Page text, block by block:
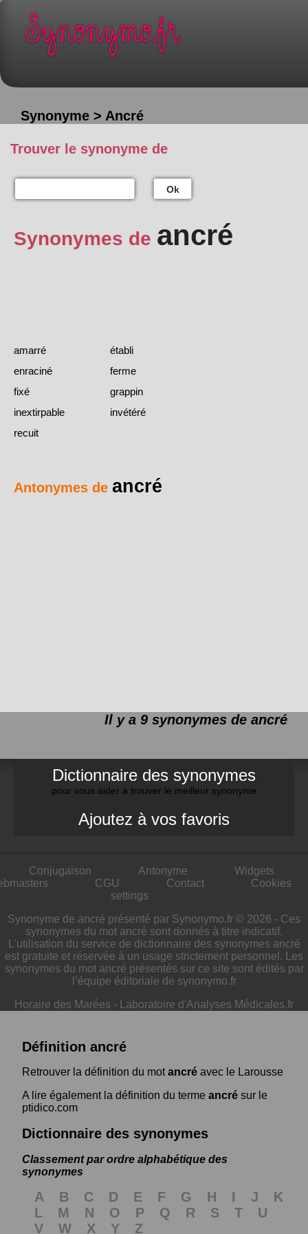
Synonyme > Ancré
Trouver le synonyme de
Ok
Synonymes de ancré
amarré
établi
enraciné
ferme
fixé
grappin
inextirpable
invétéré
recuit
Antonymes de ancré
Il y a 9 synonymes de ancré
Dictionnaire des synonymes
pour vous aider à trouver le meilleur synonyme
Ajoutez à vos favoris
Conjugaison Antonyme
Widgets
CGU Contact
Cookies
settings
Synonyme de ancré présenté par Synonymo.fr © 2026 - Ces
synonymes du mot ancré sont donnés à titre indicatif.
L'utilisation du service de dictionnaire des synonymes ancré
est gratuite et réservée à un usage strictement personnel. Les
synonymes du mot ancré présentés sur ce site sont édités par
l’équipe éditoriale de synonymo.fr
Horaire des Marées - Laboratoire d'Analyses Médicales.fr
Définition ancré
Retrouver la définition du motancré avec le Larousse
A lire également la définition du terme ancré sur le
ptidico.com
Dictionnaire des synonymes
Classement par ordre alphabétique des
synonymes
A B C D E F G H I J
K
L
M N O P Q R S T
U
V
W X Y Z